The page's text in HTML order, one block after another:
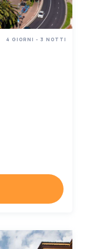
4 GIORNI - 3 NOTTI